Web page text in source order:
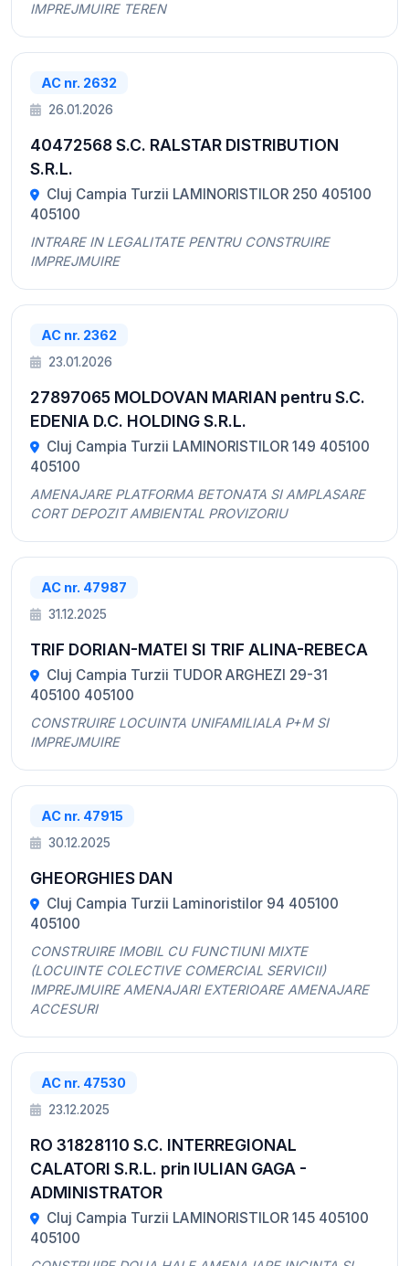
IMPREJMUIRE TEREN
AC nr. 2632
26.01.2026
40472568 S.C. RALSTAR DISTRIBUTION
S.R.L.
Cluj Campia Turzii LAMINORISTILOR 250 405100
405100
INTRARE IN LEGALITATE PENTRU CONSTRUIRE
IMPREJMUIRE
AC nr. 2362
23.01.2026
27897065 MOLDOVAN MARIAN pentru S.C.
EDENIA D.C. HOLDING S.R.L.
Cluj Campia Turzii LAMINORISTILOR 149 405100
405100
AMENAJARE PLATFORMA BETONATA SI AMPLASARE
CORT DEPOZIT AMBIENTAL PROVIZORIU
AC nr. 47987
31.12.2025
TRIF DORIAN-MATEI SI TRIF ALINA-REBECA
Cluj Campia Turzii TUDOR ARGHEZI 29-31
405100 405100
CONSTRUIRE LOCUINTA UNIFAMILIALA P+M SI
IMPREJMUIRE
AC nr. 47915
30.12.2025
GHEORGHIES DAN
Cluj Campia Turzii Laminoristilor 94 405100
405100
CONSTRUIRE IMOBIL CU FUNCTIUNI MIXTE
(LOCUINTE COLECTIVE COMERCIAL SERVICII)
IMPREJMUIRE AMENAJARI EXTERIOARE AMENAJARE
ACCESURI
AC nr. 47530
23.12.2025
RO 31828110 S.C. INTERREGIONAL
CALATORI S.R.L. prin IULIAN GAGA -
ADMINISTRATOR
Cluj Campia Turzii LAMINORISTILOR 145 405100
405100